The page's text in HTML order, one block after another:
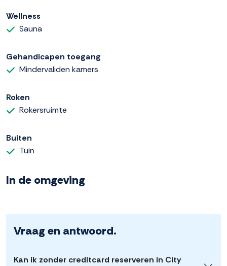
Wellness
Sauna
Gehandicapen toegang
Mindervaliden kamers
Roken
Rokersruimte
Buiten
Tuin
In de omgeving
Vraag en antwoord.
Kan ik zonder creditcard reserveren in City